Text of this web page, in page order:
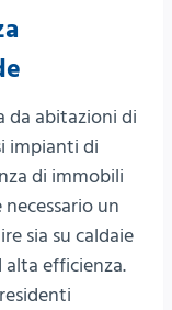
da abitazioni di
impianti di
di immobili
un
sia su caldaie
efficienza.